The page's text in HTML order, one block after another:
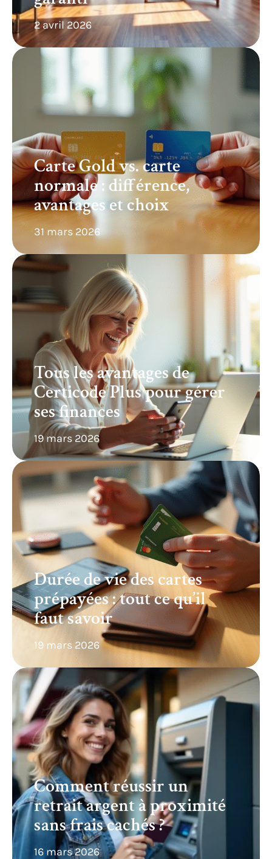
2 avril 2026
Carte Gold vs. carte
normale : différence,
avantages et choix
31 mars 2026
Tous les avantages de
Certicode Plus pour gérer
ses finances
19 mars 2026
Durée de vie des cartes
prépayées : tout ce qu’il
faut savoir
19 mars 2026
Comment réussir un
retrait argent à proximité
sans frais cachés ?
16 mars 2026